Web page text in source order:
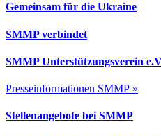
Gemeinsam für die Ukraine
SMMP verbindet
SMMP Unterstützungsverein
Presseinformationen SMMP »
Stellenangebote bei SMMP